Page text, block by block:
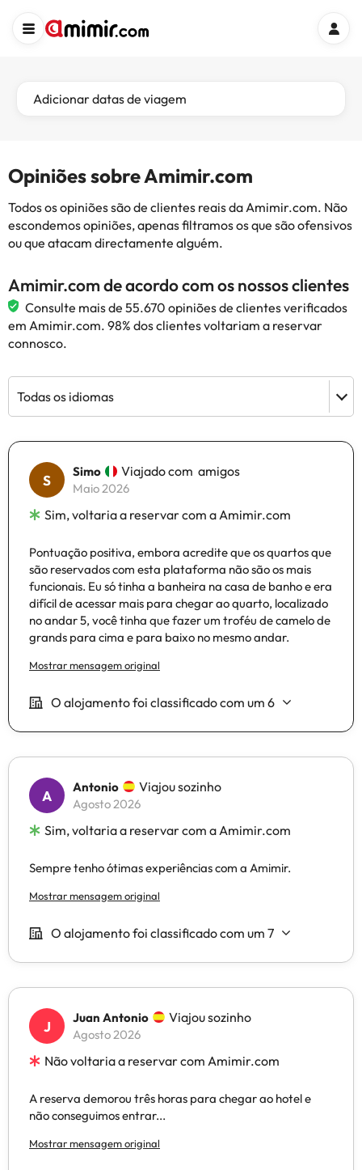
Adicionar datas de viagem
Opiniões sobre Amimir.com
Todos os opiniões são de clientes reais da Amimir.com. Não
escondemos opiniões, apenas filtramos os que são ofensivos
ou que atacam directamente alguém.
Amimir.com de acordo com os nossos clientes
Consulte mais de 55.670 opiniões de clientes verificados
em Amimir.com. 98% dos clientes voltariam a reservar
connosco.